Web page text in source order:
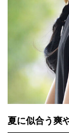
夏に似合う爽